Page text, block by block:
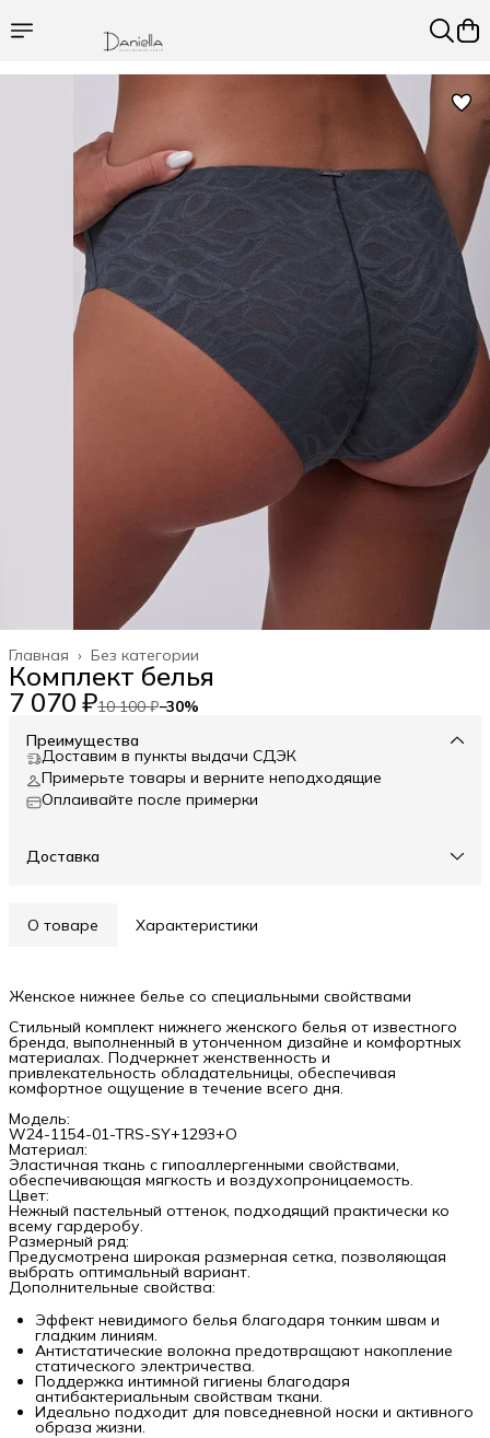
Без категории
Главная ›
Комплект белья
7 070 ₽10 100 ₽−30%
Преимущества
Доставим в пункты выдачи СДЭК
Примерьте товары и верните неподходящие
Оплаивайте после примерки
Доставка
О товаре Характеристики
Женское нижнее белье со специальными свойствами
Стильный комплект нижнего женского белья от известного
бренда, выполненный в утонченном дизайне и комфортных
материалах. Подчеркнет женственность и
привлекательность обладательницы, обеспечивая
комфортное ощущение в течение всего дня.
Модель:
W24-1154-01-TRS-SY+1293+O
Материал:
Эластичная ткань с гипоаллергенными свойствами,
обеспечивающая мягкость и воздухопроницаемость.
Цвет:
Нежный пастельный оттенок, подходящий практически ко
всему гардеробу.
Размерный ряд:
Предусмотрена широкая размерная сетка, позволяющая
выбрать оптимальный вариант.
Дополнительные свойства:
Эффект невидимого белья благодаря тонким швам и
гладким линиям.
Антистатические волокна предотвращают накопление
статического электричества.
Поддержка интимной гигиены благодаря
антибактериальным свойствам ткани.
Идеально подходит для повседневной носки и активного
образа жизни.